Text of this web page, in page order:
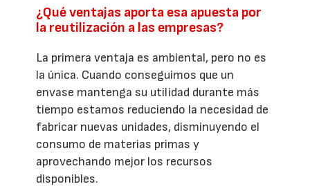
¿Qué ventajas aporta esa apuesta por
la reutilización a las empresas?
La primera ventaja es ambiental, pero no es
la única. Cuando conseguimos que un
envase mantenga su utilidad durante más
tiempo estamos reduciendo la necesidad de
fabricar nuevas unidades, disminuyendo el
consumo de materias primas y
aprovechando mejor los recursos
disponibles.